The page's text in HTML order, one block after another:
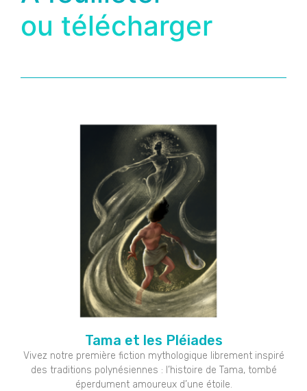
ou télécharger
Tama et les Pléiades
Vivez notre première fiction mythologique librement inspiré
des traditions polynésiennes : l’histoire de Tama, tombé
éperdument amoureux d’une étoile.